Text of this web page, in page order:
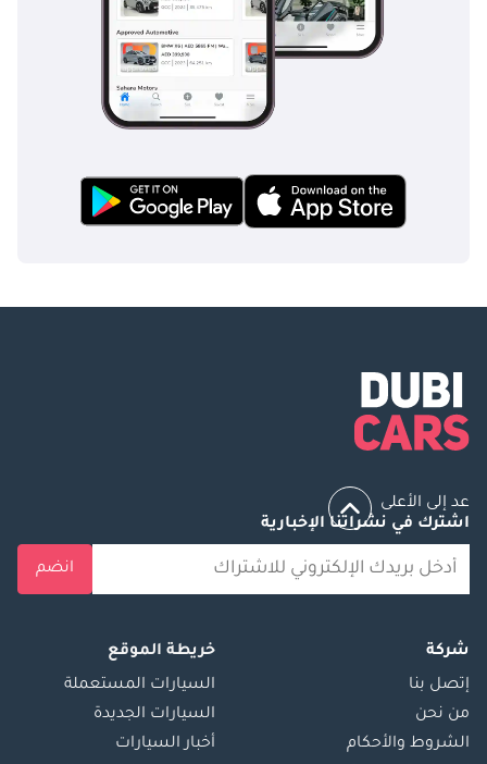
متعددة، أزرار تحكم
على عجلة القيادة
Burmester (إن وجد)،
شاشة عرض رأسية
رؤية محيطية 360
درجة نظام الكاميرا، إن
وُجد. يجب التأكد من
خيارات المصنع
الأصلية لمرسيدس-
بنز. الأداء والقيادة:
يُنتج محرك V8 ثنائي
مما يوفر تسارعًا
سلسًا، وأداءً ممتازًا
عد إلى الأعلى
اشترك في نشراتنا الإخبارية
انضم
شركة
إتصل بنا
من نحن
الشروط والأحكام
خريطة الموقع
السيارات المستعملة
السيارات الجديدة
أخبار السيارات